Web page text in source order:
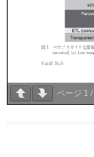
ページ 1 /